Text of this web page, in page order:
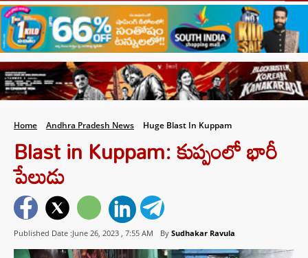
Home Andhra Pradesh News Huge Blast In Kuppam
Blast in Kuppam: కుప్పంలో భారీ
పేలుడు
Published Date :June 26, 2023 , 7:55 AM By Sudhakar Ravula